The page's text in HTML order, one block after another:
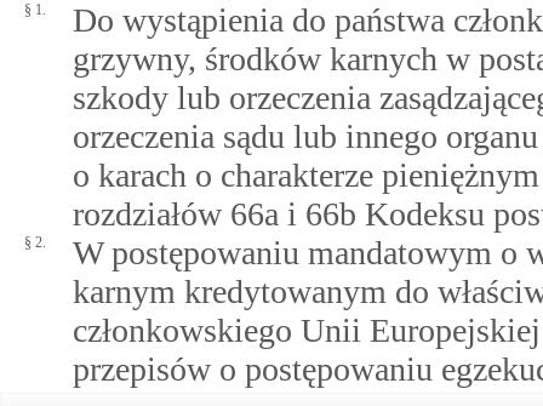
§ 1.
Do wystąpienia do państwa
grzywny, środków karnych w
szkody lub orzeczenia
orzeczenia sądu lub innego
o karach o charakterze
rozdziałów 66a i 66b Kodeksu
§ 2.
W postępowaniu mandatowym o
karnym kredytowanym do
członkowskiego Unii
przepisów o postępowaniu